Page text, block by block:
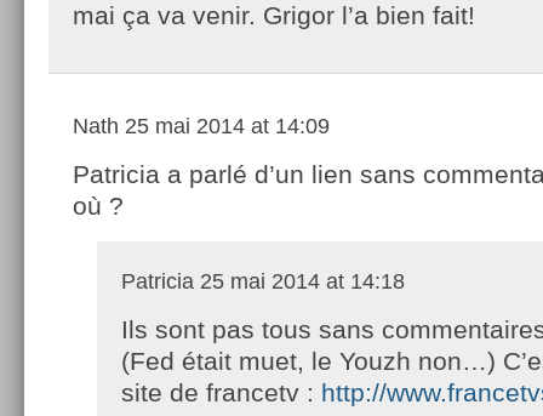
mai ça va venir. Grigor l’a bien fait!
Nath 25 mai 2014 at 14:09
Patricia a parlé d’un lien sans
où ?
Patricia 25 mai 2014 at 14:18
Ils sont pas tous sans
(Fed était muet, le Youzh non…)
site de francetv : http://